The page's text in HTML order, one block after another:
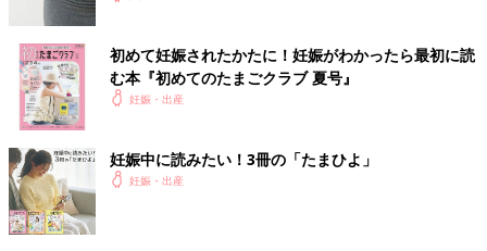
初めて妊娠されたかたに！妊娠がわかったら最初に読
む本『初めてのたまごクラブ 夏号』
妊娠・出産
妊娠中に読みたい！3冊の「たまひよ」
妊娠・出産